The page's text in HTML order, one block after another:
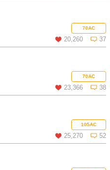
アリアンローズ）で出版デビ
のうたた寝と、夜寝ることで
70AC
20,260 37
コメントを見る70AC
23,366 38
コメントを見る105AC
25,270 52